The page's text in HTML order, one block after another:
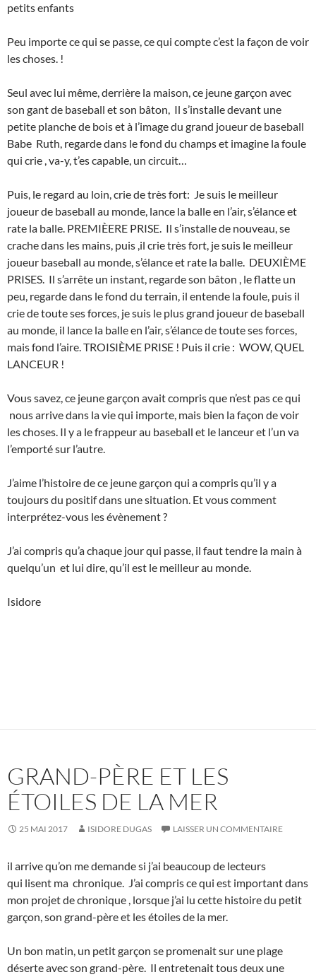
petits enfants
Peu importe ce qui se passe, ce qui compte c’est la façon de voir
les choses. !
Seul avec lui même, derrière la maison, ce jeune garçon avec
son gant de baseball et son bâton, Il s’installe devant une
petite planche de bois et à l’image du grand joueur de baseball
Babe Ruth, regarde dans le fond du champs et imagine la foule
qui crie , va-y, t’es capable, un circuit…
Puis, le regard au loin, crie de très fort: Je suis le meilleur
joueur de baseball au monde, lance la balle en l’air, s’élance et
rate la balle. PREMIÈERE PRISE. Il s’installe de nouveau, se
crache dans les mains, puis ,il crie très fort, je suis le meilleur
joueur baseball au monde, s’élance et rate la balle. DEUXIÈME
PRISES. Il s’arrête un instant, regarde son bâton , le flatte un
peu, regarde dans le fond du terrain, il entende la foule, puis il
crie de toute ses forces, je suis le plus grand joueur de baseball
au monde, il lance la balle en l’air, s’élance de toute ses forces,
mais fond l’aire. TROISIÈME PRISE ! Puis il crie : WOW, QUEL
LANCEUR !
Vous savez, ce jeune garçon avait compris que n’est pas ce qui
nous arrive dans la vie qui importe, mais bien la façon de voir
les choses. Il y a le frappeur au baseball et le lanceur et l’un va
l’emporté sur l’autre.
J’aime l’histoire de ce jeune garçon qui a compris qu’il y a
toujours du positif dans une situation. Et vous comment
interprétez-vous les évènement ?
J’ai compris qu’a chaque jour qui passe, il faut tendre la main à
quelqu’un et lui dire, qu’il est le meilleur au monde.
Isidore
GRAND-PÈRE ET LES
ÉTOILES DE LA MER
25 MAI 2017 ISIDORE DUGAS LAISSER UN COMMENTAIRE
il arrive qu’on me demande si j’ai beaucoup de lecteurs
qui lisent ma chronique. J’ai compris ce qui est important dans
mon projet de chronique , lorsque j’ai lu cette histoire du petit
garçon, son grand-père et les étoiles de la mer.
Un bon matin, un petit garçon se promenait sur une plage
déserte avec son grand-père. Il entretenait tous deux une